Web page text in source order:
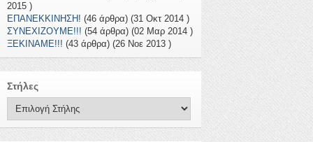
2015 )
ΕΠΑΝΕΚΚΙΝΗΣΗ! (46 άρθρα) (31 Οκτ 2014 )
ΣΥΝΕΧΙΖΟΥΜΕ!!! (54 άρθρα) (02 Μαρ 2014 )
ΞΕΚΙΝΑΜΕ!!! (43 άρθρα) (26 Νοε 2013 )
Στήλες